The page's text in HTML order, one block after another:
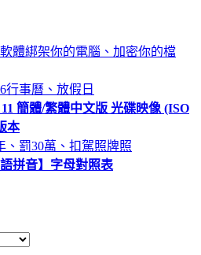
體綁架你的電腦、加密你的檔
行事曆、放假日
簡體/繁體中文版 光碟映像 (ISO
本
、罰30萬、扣駕照牌照
拼音】字母對照表